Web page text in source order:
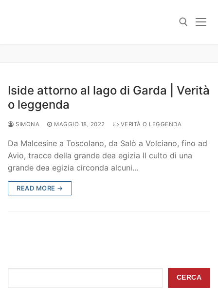
Iside attorno al lago di Garda | Verità
o leggenda
SIMONA MAGGIO 18, 2022 VERITÀ O LEGGENDA
Da Malcesine a Toscolano, da Salò a Volciano, fino ad
Avio, tracce della grande dea egizia Il culto di una
grande dea egizia circonda alcuni…
READ MORE →
CERCA